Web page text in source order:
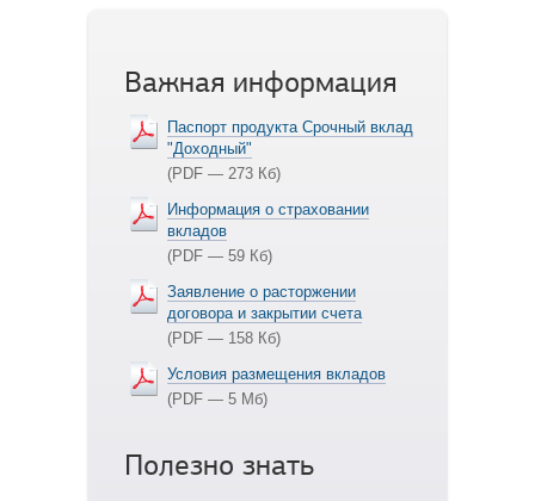
Важная информация
Паспорт продукта Срочный вклад
"Доходный"
(PDF — 273 Кб)
Информация о страховании
вкладов
(PDF — 59 Кб)
Заявление о расторжении
договора и закрытии счета
(PDF — 158 Кб)
Условия размещения вкладов
(PDF — 5 Мб)
Полезно знать